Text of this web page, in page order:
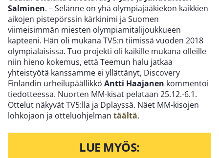
Salminen. – Selänne on yhä olympiajääkiekon kaikkien
aikojen pistepörssin kärkinimi ja Suomen
viimeisimmän miesten olympiamitalijoukkueen
kapteeni. Hän oli mukana TV5:n tiimissä vuoden 2018
olympialaisissa. Tuo projekti oli kaikille mukana olleille
niin hieno kokemus, että Teemun halu jatkaa
yhteistyötä kanssamme ei yllättänyt, Discovery
Finlandin urheilupäällikkö Antti Haajanen kommentoi
tiedotteessa. Nuorten MM-kisat pelataan 25.12.-6.1.
Ottelut näkyvät TV5:lla ja Dplayssä. Näet MM-kisojen
lohkojaon ja otteluohjelman täältä.
LUE MYÖS: